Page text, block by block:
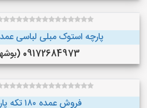
پارچه استوک مبلی لباسی
09172684973 (بوشهر)
فروش عمده ۱۸۰ تکه پارچه